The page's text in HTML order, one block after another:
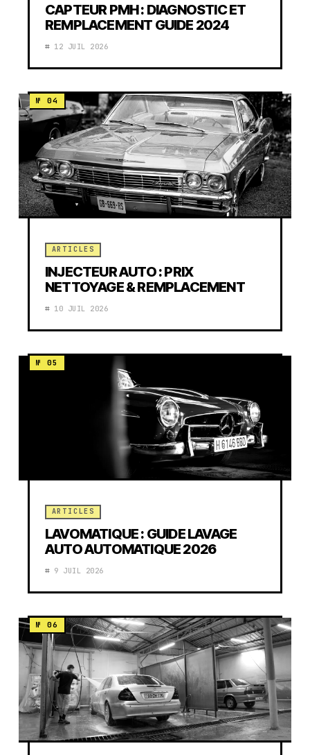
CAPTEUR PMH : DIAGNOSTIC ET
REMPLACEMENT GUIDE 2024
12 JUIL 2026
ARTICLES
INJECTEUR AUTO : PRIX
NETTOYAGE & REMPLACEMENT
10 JUIL 2026
ARTICLES
LAVOMATIQUE : GUIDE LAVAGE
AUTO AUTOMATIQUE 2026
9 JUIL 2026